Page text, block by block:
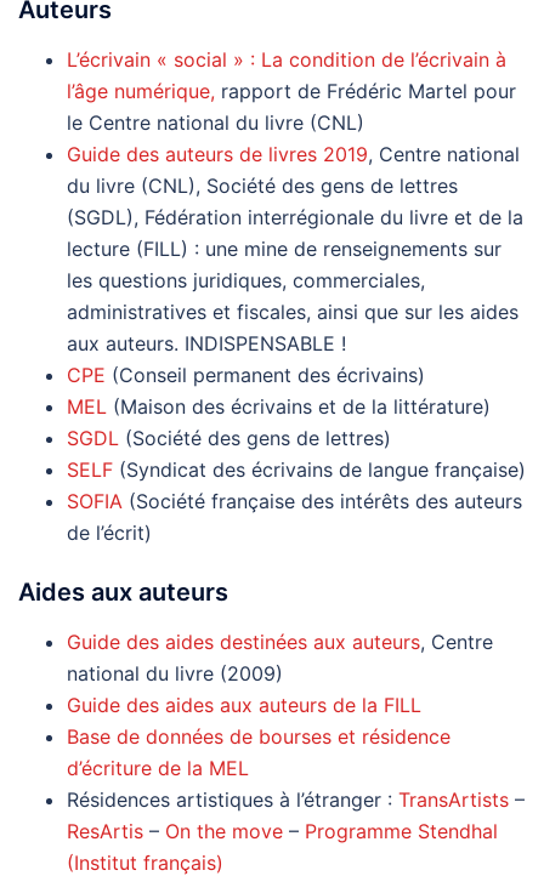
Auteurs
L’écrivain « social » : La condition de l’écrivain à
l’âge numérique, rapport de Frédéric Martel pour
le Centre national du livre (CNL)
Guide des auteurs de livres 2019, Centre national
du livre (CNL), Société des gens de lettres
(SGDL), Fédération interrégionale du livre et de la
lecture (FILL) : une mine de renseignements sur
les questions juridiques, commerciales,
administratives et fiscales, ainsi que sur les aides
aux auteurs. INDISPENSABLE !
CPE (Conseil permanent des écrivains)
MEL (Maison des écrivains et de la littérature)
SGDL (Société des gens de lettres)
SELF (Syndicat des écrivains de langue française)
SOFIA (Société française des intérêts des auteurs
de l’écrit)
Aides aux auteurs
Guide des aides destinées aux auteurs, Centre
national du livre (2009)
Guide des aides aux auteurs de la FILL
Base de données de bourses et résidence
d’écriture de la MEL
Résidences artistiques à l’étranger : TransArtists –
ResArtis – On the move – Programme Stendhal
(Institut français)